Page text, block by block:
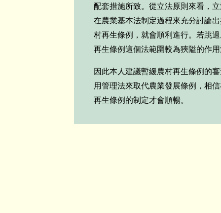
配套措施所致。從立法原則來看，
在農業基本法制定過程來充分討論
村再生條例，就會順利進行。若跳
再生條例這個法範圍較為狹隘的作
因此本人建議暫緩農村再生條例的
用管理法來取代農業發展條例，相
再生條例的制定才會順暢。